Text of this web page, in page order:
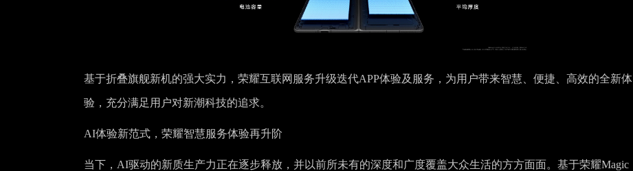
基于折叠旗舰新机的强大实力，荣耀互联网服务升级迭代APP体验及服务，为用户带来智慧、便捷、高效的全新体
验，充分满足用户对新潮科技的追求。
AI体验新范式，荣耀智慧服务体验再升阶
当下，AI驱动的新质生产力正在逐步释放，并以前所未有的深度和广度覆盖大众生活的方方面面。基于荣耀Magic